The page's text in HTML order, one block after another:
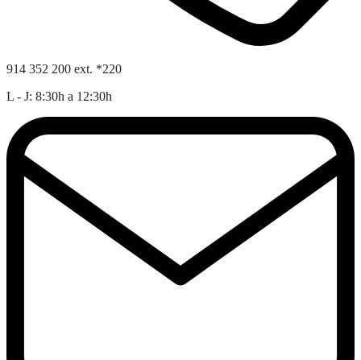
914 352 200 ext. *220
L - J: 8:30h a 12:30h